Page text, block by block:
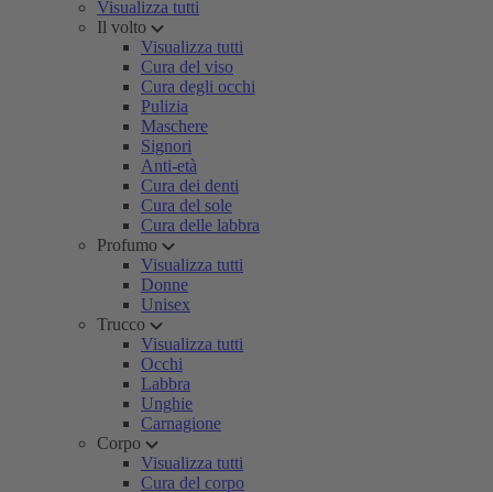
Visualizza tutti
Il volto
Visualizza tutti
Cura del viso
Cura degli occhi
Pulizia
Maschere
Signori
Anti-età
Cura dei denti
Cura del sole
Cura delle labbra
Profumo
Visualizza tutti
Donne
Unisex
Trucco
Visualizza tutti
Occhi
Labbra
Unghie
Carnagione
Corpo
Visualizza tutti
Cura del corpo